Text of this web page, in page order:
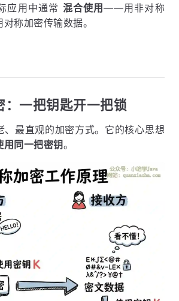
应用中通常 混合使用——用非对称
称加密传输数据。
：一把钥匙开一把锁
、最直观的加密方式。它的核心思想
用同一把密钥。